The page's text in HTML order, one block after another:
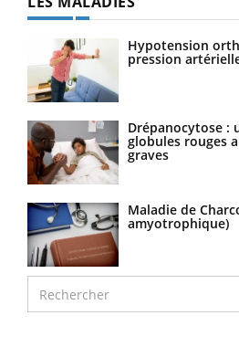
Hypotension
pression
Drépanocytose :
globules rouges
graves
Maladie de
amyotrophique)